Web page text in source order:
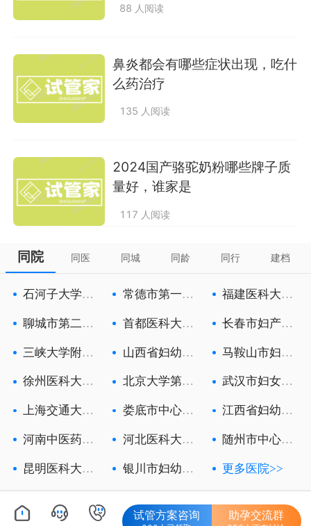
88 人阅读
鼻炎都会有哪些症状出现，吃什
么药治疗
135 人阅读
2024国产骆驼奶粉哪些牌子质
量好，谁家是
117 人阅读
同院 同医 同城 同龄 同行 建档
石河子大学医
常德市第一人
福建医科大学
聊城市第二人
首都医科大学
长春市妇产医
三峡大学附属
山西省妇幼保
马鞍山市妇幼
徐州医科大学
北京大学第三
武汉市妇女儿
上海交通大学
娄底市中心医
江西省妇幼保
河南中医药大
河北医科大学
随州市中心医
昆明医科大学
银川市妇幼保
更多医院>>
试管方案咨询 助孕交流群